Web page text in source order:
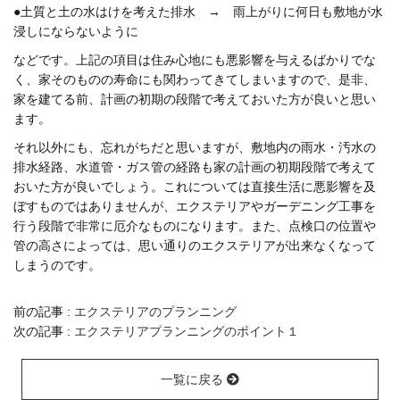
●土質と土の水はけを考えた排水 →
雨上がりに何日も敷地が水
浸しにならないように
などです。上記の項目は住み心地にも悪影響を与えるばかりでな
く、家そのものの寿命にも関わってきてしまいますので、是非、
家を建てる前、計画の初期の段階で考えておいた方が良いと思い
ます。
それ以外にも、忘れがちだと思いますが、敷地内の雨水・汚水の
排水経路、水道管・ガス管の経路も家の計画の初期段階で考えて
おいた方が良いでしょう。これについては直接生活に悪影響を及
ぼすものではありませんが、エクステリアやガーデニング工事を
行う段階で非常に厄介なものになります。また、点検口の位置や
管の高さによっては、思い通りのエクステリアが出来なくなって
しまうのです。
前の記事 : エクステリアのプランニング
次の記事 : エクステリアプランニングのポイント１
一覧に戻る